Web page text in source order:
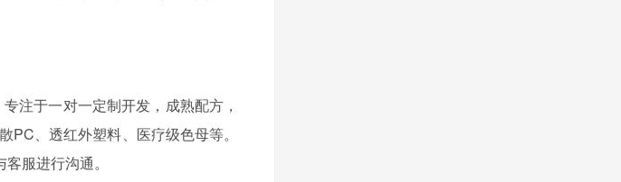
注于一对一定制开发，成熟配方，
PC、透红外塑料、医疗级色母等。
服进行沟通。